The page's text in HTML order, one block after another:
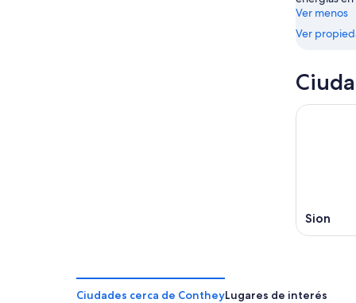
16
ago
Ver menos
Ver
Sion
Ciudades cerca de ContheyLugares de interés